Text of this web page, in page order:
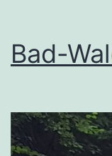
Bad-